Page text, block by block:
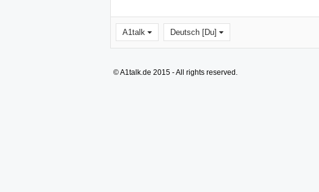
A1talk Deutsch [Du]
© A1talk.de 2015 - All rights reserved.